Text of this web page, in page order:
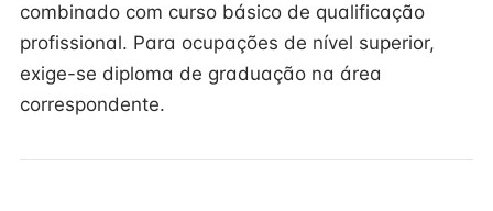
combinado com curso básico de qualificação
profissional. Para ocupações de nível superior,
exige-se diploma de graduação na área
correspondente.